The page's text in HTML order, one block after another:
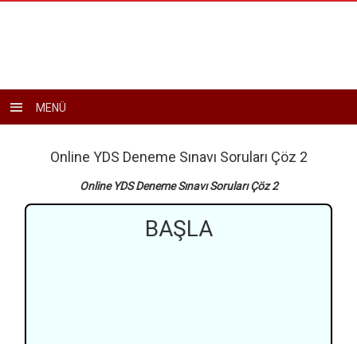
ToggleMENÜ
Online YDS Deneme Sınavı Soruları Çöz 2
Online YDS Deneme Sınavı Soruları Çöz 2
BAŞLA